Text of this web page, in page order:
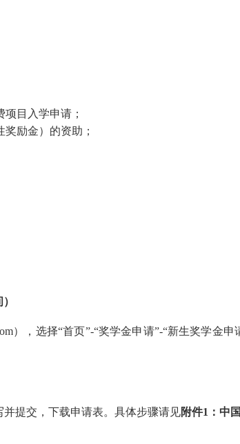
目入学申请；
奖励金）的资助 ；
），选择“首页”-“奖学金申请”-“新生奖学金申
并提交，下载申请表。具体步骤请见附件1：中